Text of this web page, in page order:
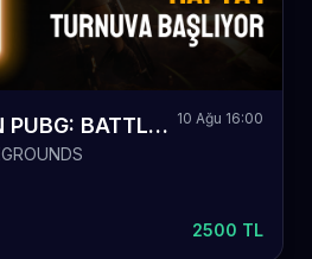
Always-ON PUBG: BATTLEGROUNDS Sezon 4 Hafta 1 10 Ağu 16:00
2500 TL